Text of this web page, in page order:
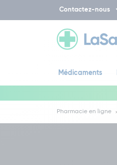
Contactez-nous
Médicaments
Pharmacie en ligne